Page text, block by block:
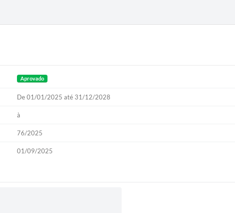
Aprovado
De 01/01/2025 até 31/12/2028
à
76/2025
01/09/2025